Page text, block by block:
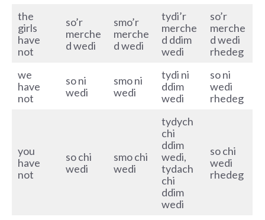
the
girls
have
not
so’r
merche
d wedi
smo’r
merche
d wedi
tydi’r
merche
d ddim
wedi
so’r
merche
d wedi
rhedeg
we
have
not
so ni
wedi
smo ni
wedi
tydi ni
ddim
wedi
so ni
wedi
rhedeg
you
have
not
so chi
wedi
smo chi
wedi
tydych
chi
ddim
wedi,
tydach
chi
ddim
wedi
so chi
wedi
rhedeg